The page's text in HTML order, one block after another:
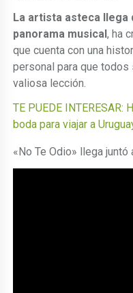
La artista asteca llega
panorama musical, ha
que cuenta con una
personal para que
valiosa lección.
TE PUEDE
boda para viajar a
«No Te Odio» llega juntó